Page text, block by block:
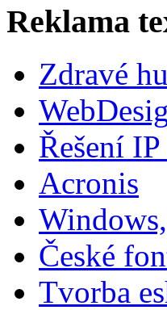
Reklama
Zdravé
Řešení
Acronis
České
Tvorba